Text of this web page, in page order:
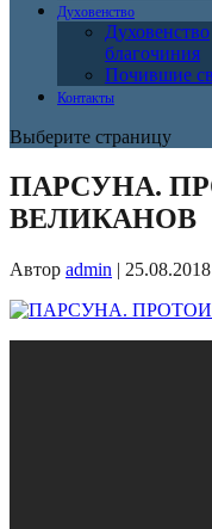
Духовенство
Духовенство
благочиния
Почившие
Контакты
Выберите страницу
ПАРСУНА.
ВЕЛИКАНОВ
Автор admin | 25.08.2018